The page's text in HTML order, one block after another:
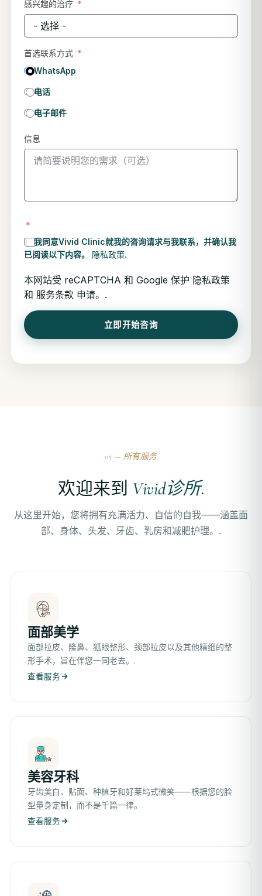
感兴趣的治疗
首选联系方式
WhatsApp
电话
电子邮件
信息
我同意Vivid Clinic就我的咨询请求与我联系，并确认我
已阅读以下内容。 隐私政策.
本网站受 reCAPTCHA 和 Google 保护 隐私政策
和 服务条款 申请。.
立即开始咨询
05 — 所有服务
欢迎来到 Vivid诊所.
从这里开始，您将拥有充满活力、自信的自我——涵盖面
部、身体、头发、牙齿、乳房和减肥护理。.
面部美学
面部拉皮、隆鼻、狐眼整形、颈部拉皮以及其他精细的整
形手术，旨在伴您一同老去。.
查看服务
美容牙科
牙齿美白、贴面、种植牙和好莱坞式微笑——根据您的脸
型量身定制，而不是千篇一律。.
查看服务